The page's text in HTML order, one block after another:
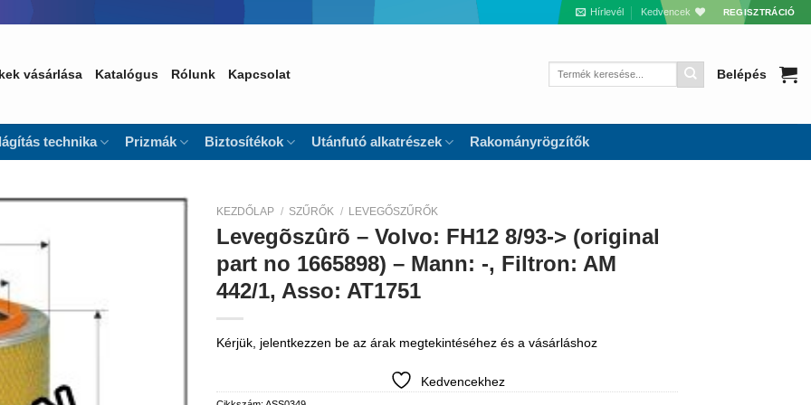
Hírlevél Kedvencek REGISZTRÁCIÓ
vásárlása Katalógus Rólunk Kapcsolat
Keresés
Belépés
technika Prizmák Biztosítékok Utánfutó alkatrészek Rakományrögzítők
KEZDŐLAP / SZŰRŐK / LEVEGŐSZŰRŐK
Levegõszûrõ – Volvo: FH12 8/93-> (original
part no 1665898) – Mann: -, Filtron: AM
442/1, Asso: AT1751
Kérjük, jelentkezzen be az árak megtekintéséhez és a vásárláshoz
Kedvencekhez